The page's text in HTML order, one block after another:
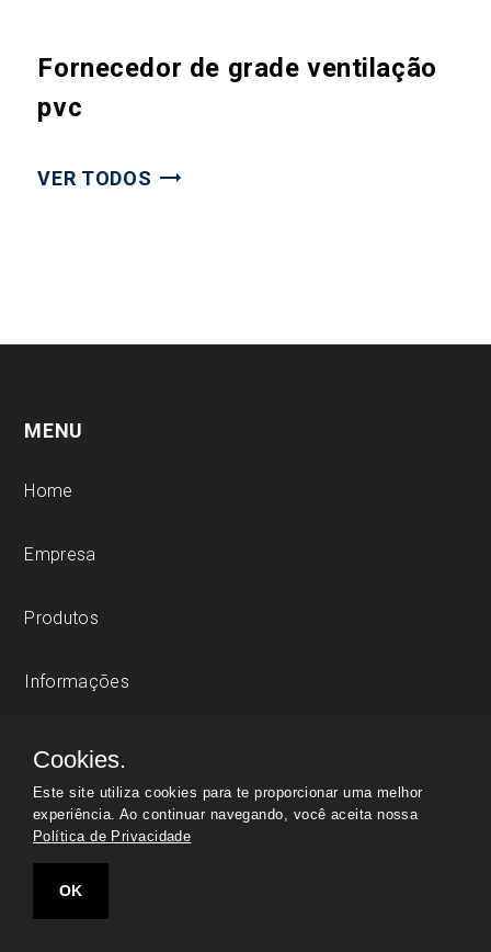
Fornecedor de grade ventilação
pvc
VER TODOS
MENU
Home
Empresa
Produtos
Informações
Contato
Cookies.
Este site utiliza cookies para te proporcionar uma melhor
experiência. Ao continuar navegando, você aceita nossa
Política de Privacidade
OK